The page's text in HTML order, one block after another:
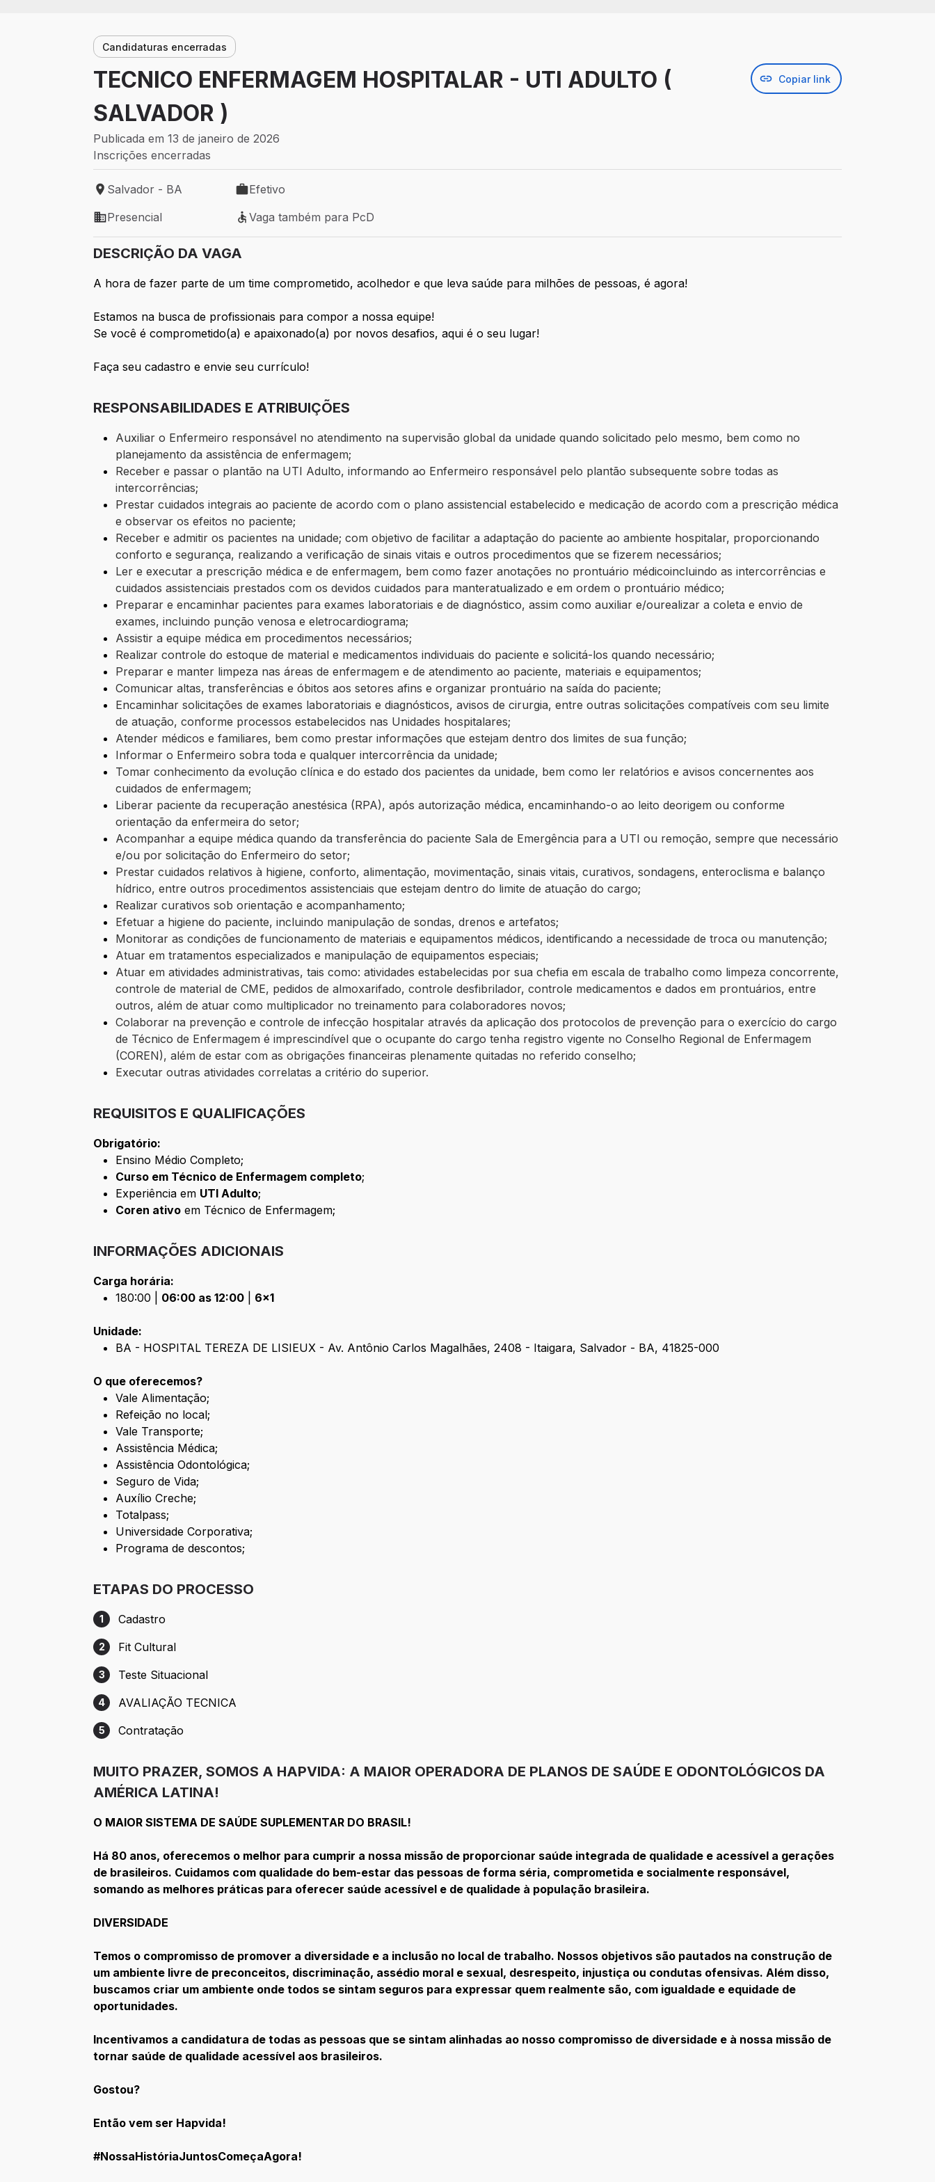
Candidaturas encerradas
TECNICO ENFERMAGEM HOSPITALAR - UTI ADULTO (
SALVADOR )
Copiar link
Publicada em 13 de janeiro de 2026
Inscrições encerradas
Local de trabalho: Salvador - BA
Salvador - BA
Tipo de vaga: Efetivo
Efetivo
Modelo de trabalho: Presencial
Presencial
Vaga também para PcD
Vaga também para PcD
DESCRIÇÃO DA VAGA
A hora de fazer parte de um time comprometido, acolhedor e que leva saúde para milhões de pessoas, é agora!
Estamos na busca de profissionais para compor a nossa equipe!
Se você é comprometido(a) e apaixonado(a) por novos desafios, aqui é o seu lugar!
Faça seu cadastro e envie seu currículo!
RESPONSABILIDADES E ATRIBUIÇÕES
Auxiliar o Enfermeiro responsável no atendimento na supervisão global da unidade quando solicitado pelo mesmo, bem como no
planejamento da assistência de enfermagem;
Receber e passar o plantão na UTI Adulto, informando ao Enfermeiro responsável pelo plantão subsequente sobre todas as
intercorrências;
Prestar cuidados integrais ao paciente de acordo com o plano assistencial estabelecido e medicação de acordo com a prescrição médica
e observar os efeitos no paciente;
Receber e admitir os pacientes na unidade; com objetivo de facilitar a adaptação do paciente ao ambiente hospitalar, proporcionando
conforto e segurança, realizando a verificação de sinais vitais e outros procedimentos que se fizerem necessários;
Ler e executar a prescrição médica e de enfermagem, bem como fazer anotações no prontuário médicoincluindo as intercorrências e
cuidados assistenciais prestados com os devidos cuidados para manteratualizado e em ordem o prontuário médico;
Preparar e encaminhar pacientes para exames laboratoriais e de diagnóstico, assim como auxiliar e/ourealizar a coleta e envio de
exames, incluindo punção venosa e eletrocardiograma;
Assistir a equipe médica em procedimentos necessários;
Realizar controle do estoque de material e medicamentos individuais do paciente e solicitá-los quando necessário;
Preparar e manter limpeza nas áreas de enfermagem e de atendimento ao paciente, materiais e equipamentos;
Comunicar altas, transferências e óbitos aos setores afins e organizar prontuário na saída do paciente;
Encaminhar solicitações de exames laboratoriais e diagnósticos, avisos de cirurgia, entre outras solicitações compatíveis com seu limite
de atuação, conforme processos estabelecidos nas Unidades hospitalares;
Atender médicos e familiares, bem como prestar informações que estejam dentro dos limites de sua função;
Informar o Enfermeiro sobra toda e qualquer intercorrência da unidade;
Tomar conhecimento da evolução clínica e do estado dos pacientes da unidade, bem como ler relatórios e avisos concernentes aos
cuidados de enfermagem;
Liberar paciente da recuperação anestésica (RPA), após autorização médica, encaminhando-o ao leito deorigem ou conforme
orientação da enfermeira do setor;
Acompanhar a equipe médica quando da transferência do paciente Sala de Emergência para a UTI ou remoção, sempre que necessário
e/ou por solicitação do Enfermeiro do setor;
Prestar cuidados relativos à higiene, conforto, alimentação, movimentação, sinais vitais, curativos, sondagens, enteroclisma e balanço
hídrico, entre outros procedimentos assistenciais que estejam dentro do limite de atuação do cargo;
Realizar curativos sob orientação e acompanhamento;
Efetuar a higiene do paciente, incluindo manipulação de sondas, drenos e artefatos;
Monitorar as condições de funcionamento de materiais e equipamentos médicos, identificando a necessidade de troca ou manutenção;
Atuar em tratamentos especializados e manipulação de equipamentos especiais;
Atuar em atividades administrativas, tais como: atividades estabelecidas por sua chefia em escala de trabalho como limpeza concorrente,
controle de material de CME, pedidos de almoxarifado, controle desfibrilador, controle medicamentos e dados em prontuários, entre
outros, além de atuar como multiplicador no treinamento para colaboradores novos;
Colaborar na prevenção e controle de infecção hospitalar através da aplicação dos protocolos de prevenção para o exercício do cargo
de Técnico de Enfermagem é imprescindível que o ocupante do cargo tenha registro vigente no Conselho Regional de Enfermagem
(COREN), além de estar com as obrigações financeiras plenamente quitadas no referido conselho;
Executar outras atividades correlatas a critério do superior.
REQUISITOS E QUALIFICAÇÕES
Obrigatório:
Ensino Médio Completo;
Curso em Técnico de Enfermagem completo;
Experiência em UTI Adulto;
Coren ativo em Técnico de Enfermagem;
INFORMAÇÕES ADICIONAIS
Carga horária:
180:00 | 06:00 as 12:00 6x1
Unidade:
BA - HOSPITAL TEREZA DE LISIEUX - Av. Antônio Carlos Magalhães, 2408 - Itaigara, Salvador - BA, 41825-000
O que oferecemos?
Vale Alimentação;
Refeição no local;
Vale Transporte;
Assistência Médica;
Assistência Odontológica;
Seguro de Vida;
Auxílio Creche;
Totalpass;
Universidade Corporativa;
Programa de descontos;
ETAPAS DO PROCESSO
Etapa 1: Cadastro
1 Cadastro
Etapa 2: Fit Cultural
2 Fit Cultural
Etapa 3: Teste Situacional
3 Teste Situacional
Etapa 4: AVALIAÇÃO TECNICA
4 AVALIAÇÃO TECNICA
Etapa 5: Contratação
5 Contratação
MUITO PRAZER, SOMOS A HAPVIDA: A MAIOR OPERADORA DE PLANOS DE SAÚDE E ODONTOLÓGICOS DA
AMÉRICA LATINA!
O MAIOR SISTEMA DE SAÚDE SUPLEMENTAR DO BRASIL!
Há 80 anos, oferecemos o melhor para cumprir a nossa missão de proporcionar saúde integrada de qualidade e acessível a gerações
de brasileiros. Cuidamos com qualidade do bem-estar das pessoas de forma séria, comprometida e socialmente responsável,
somando as melhores práticas para oferecer saúde acessível e de qualidade à população brasileira.
DIVERSIDADE
Temos o compromisso de promover a diversidade e a inclusão no local de trabalho. Nossos objetivos são pautados na construção de
um ambiente livre de preconceitos, discriminação, assédio moral e sexual, desrespeito, injustiça ou condutas ofensivas. Além disso,
buscamos criar um ambiente onde todos se sintam seguros para expressar quem realmente são, com igualdade e equidade de
oportunidades.
Incentivamos a candidatura de todas as pessoas que se sintam alinhadas ao nosso compromisso de diversidade e à nossa missão de
tornar saúde de qualidade acessível aos brasileiros.
Gostou?
Então vem ser Hapvida!
#NossaHistóriaJuntosComeçaAgora!